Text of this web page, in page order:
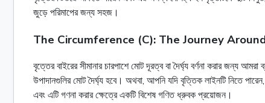
জুড়ে পরিমাপের জন্য সহজ।
The Circumference (C): The Journey
বৃত্তের বাইরের সীমানার চারপাশে মোট দূরত্ব বা দৈর্ঘ্য বর্ণনা করার জন্য
উপাদানগুলির মোট দৈৰ্ঘ্য হবে। অথবা, আপনি যদি বৃত্তিক লাইনটি নিতে
এবং এটি গণনা করার ক্ষেত্রে একটি বিশেষ গণিত ধ্রুবক প্রয়োজন।